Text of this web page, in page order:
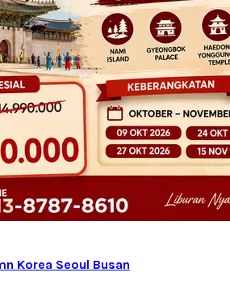
Korea Seoul Busan